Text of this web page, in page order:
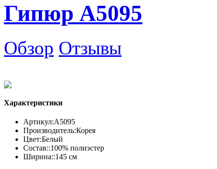
Гипюр А5095
Обзор Отзывы
Характеристики
Артикул:А5095
Производитель:Корея
Цвет:Белый
Состав::100% полиэстер
Ширина::145 см